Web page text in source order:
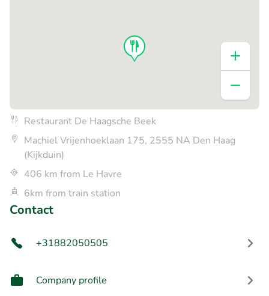
Restaurant De Haagsche Beek
Machiel Vrijenhoeklaan 175, 2555 NA Den Haag
(Kijkduin)
406 km from Le Havre
6km from train station
Contact
+31882050505
Company profile